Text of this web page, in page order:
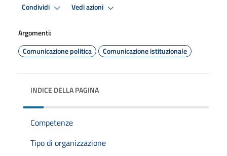
Condividi Vedi azioni
Argomenti:
Comunicazione politica
Comunicazione istituzionale
INDICE DELLA PAGINA
Competenze
Tipo di organizzazione